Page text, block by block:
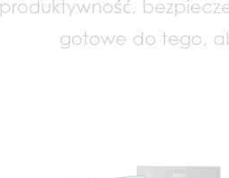
produktywność,
gotowe do tego,